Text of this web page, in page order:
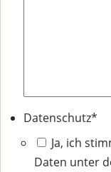
Datenschutz*
Ja, ich
Daten unter